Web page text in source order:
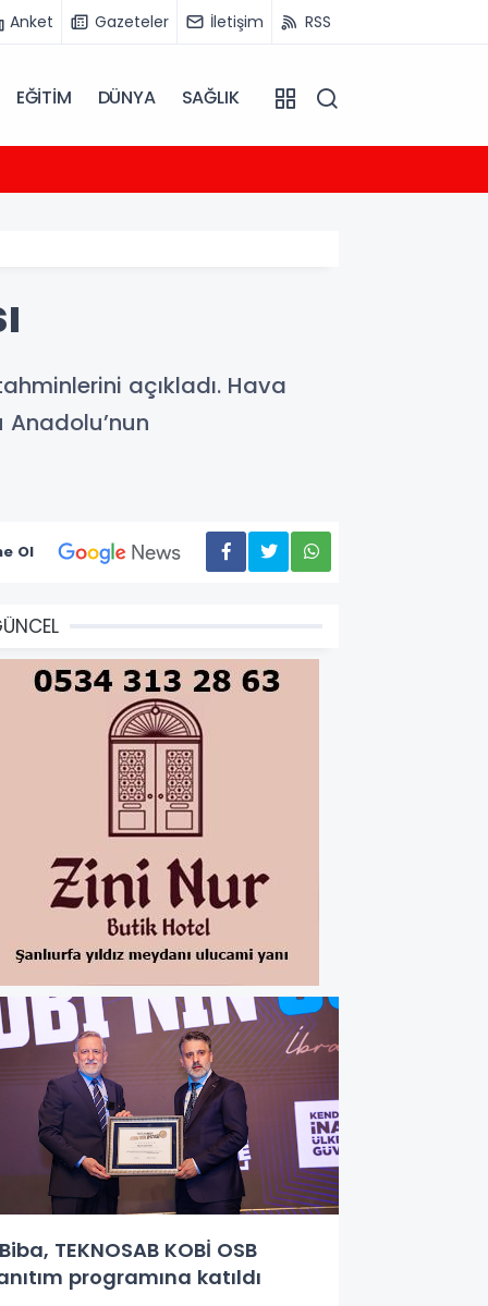
Anket Gazeteler İletişim RSS
EĞİTİM DÜNYA SAĞLIK
açıkladı. Hava
Anadolu’nun
Ol
TEKNOSAB KOBİ OSB
programına katıldı